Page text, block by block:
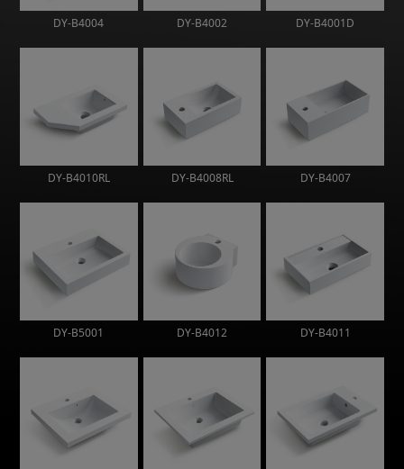
DY-B4001D
DY-B4002
DY-B4004
DY-B4007
DY-B4008RL
DY-B4010RL
DY-B4011
DY-B4012
DY-B5001